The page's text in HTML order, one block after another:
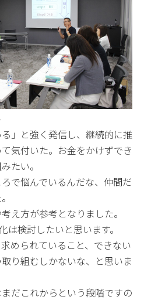
」と強く発信し、継続的に推
気付いた。お金をかけずでき
たい。
で悩んでいるんだな、仲間だ
え方が参考となりました。
検討したいと思います。
められていること、できない
り組むしかないな、と思いま
だこれからという段階ですの